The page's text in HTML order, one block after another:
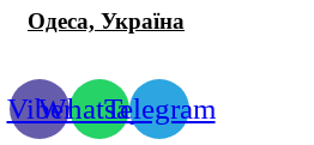
Одеса, Україна
ViberWhatsappTelegram